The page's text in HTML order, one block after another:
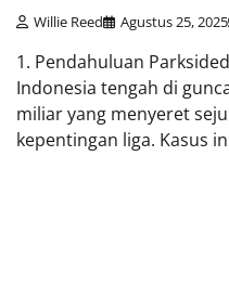
Willie Reed Agustus 25, 2025
1. Pendahuluan
Indonesia tengah di
miliar yang menyeret
kepentingan liga. Kasus